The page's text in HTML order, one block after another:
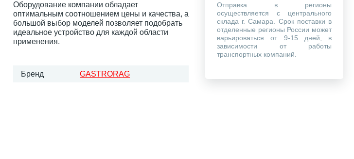
Оборудование компании обладает
оптимальным соотношением цены и качества, а
большой выбор моделей позволяет подобрать
идеальное устройство для каждой области
применения.
Бренд GASTRORAG
Отправка в регионы
осуществляется с центрального
склада г. Самара. Срок поставки в
отделенные регионы России может
варьироваться от 9-15 дней, в
зависимости от работы
транспортных компаний.